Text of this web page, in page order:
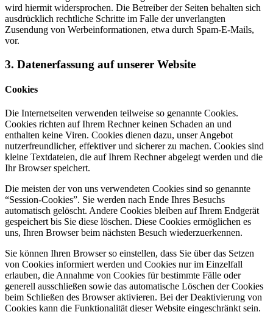
wird hiermit widersprochen. Die Betreiber der Seiten behalten sich
ausdrücklich rechtliche Schritte im Falle der unverlangten
Zusendung von Werbeinformationen, etwa durch Spam-E-Mails,
vor.
3. Datenerfassung auf unserer Website
Cookies
Die Internetseiten verwenden teilweise so genannte Cookies.
Cookies richten auf Ihrem Rechner keinen Schaden an und
enthalten keine Viren. Cookies dienen dazu, unser Angebot
nutzerfreundlicher, effektiver und sicherer zu machen. Cookies sind
kleine Textdateien, die auf Ihrem Rechner abgelegt werden und die
Ihr Browser speichert.
Die meisten der von uns verwendeten Cookies sind so genannte
“Session-Cookies”. Sie werden nach Ende Ihres Besuchs
automatisch gelöscht. Andere Cookies bleiben auf Ihrem Endgerät
gespeichert bis Sie diese löschen. Diese Cookies ermöglichen es
uns, Ihren Browser beim nächsten Besuch wiederzuerkennen.
Sie können Ihren Browser so einstellen, dass Sie über das Setzen
von Cookies informiert werden und Cookies nur im Einzelfall
erlauben, die Annahme von Cookies für bestimmte Fälle oder
generell ausschließen sowie das automatische Löschen der Cookies
beim Schließen des Browser aktivieren. Bei der Deaktivierung von
Cookies kann die Funktionalität dieser Website eingeschränkt sein.